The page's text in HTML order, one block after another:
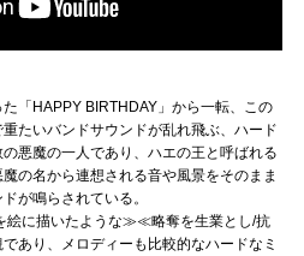
「HAPPY BIRTHDAY」から一転、この
たいバンドサウンドが乱れ飛ぶ、ハード
悪魔の一人であり、ハエの王と呼ばれる
の名から連想される音や風景をそのまま
が鳴らされている。
絵に描いたような≫≪略奪を生業とし/抗
あり、メロディーも比較的なハードなミ